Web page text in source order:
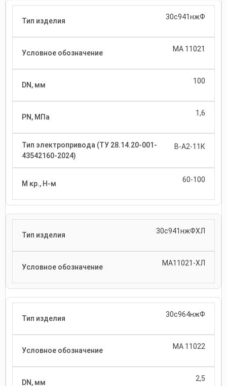
30с941нжФ
МА 11021
100
1,6
В-А2-11К
60-100
30с941нжФХЛ
МА11021-ХЛ
30с964нжФ
МА 11022
2,5